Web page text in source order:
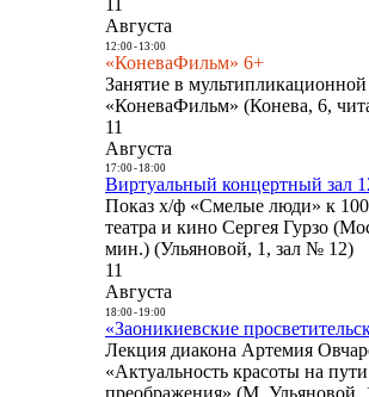
11
Августа
12:00- 13:00
«КоневаФильм» 6+
Занятие в мультипликационной
«КоневаФильм» (Конева, 6,
11
Августа
17:00- 18:00
Виртуальный концертный зал
Показ х/ф «Смелые люди» к
театра и кино Сергея Гурзо
мин.) (Ульяновой, 1, зал № 12)
11
Августа
18:00- 19:00
«Заоникиевские
Лекция диакона Артемия
«Актуальность красоты на
преображения» (М. Ульяновой,